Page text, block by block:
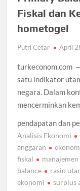
Fiskal dan
hometogel
Putri Cetar April
turkeconom.com
satu indikator
negara. Dalam
mencerminkan
pendapatan dan
Analisis Ekonomi
anggaran
fiskal
manajemen
balance
rasio
ekonomi
surplus